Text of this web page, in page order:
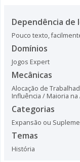
Dependência de
Pouco texto,
Domínios
Jogos Expert
Mecânicas
Alocação de
Influência / Maioria na
Categorias
Expansão ou
Temas
História